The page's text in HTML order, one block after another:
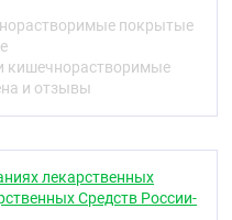
поджелудочной
и
и
в состав
покрытые
кишечнорастворимые
и отзывы
лекарственных
Средств России-